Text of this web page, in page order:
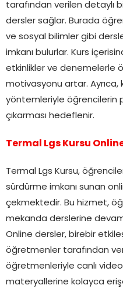
tarafından verilen detaylı
dersler sağlar. Burada
ve sosyal bilimler gibi
imkanı bulurlar. Kurs
etkinlikler ve denemelerle
motivasyonu artar. Ayrıca,
yöntemleriyle öğrencilerin
çıkarması hedeflenir.
Termal Lgs Kursu
Termal Lgs Kursu,
sürdürme imkanı sunan
çekmektedir. Bu hizmet,
mekanda derslerine
Online dersler, birebir
öğretmenler tarafından
öğretmenleriyle canlı
materyallerine kolayca